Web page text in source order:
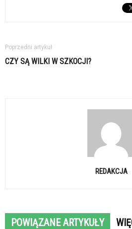
Poprzedni artykuł
CZY SĄ WILKI W SZKOCJI?
REDAKCJA
POWIĄZANE ARTYKUŁY